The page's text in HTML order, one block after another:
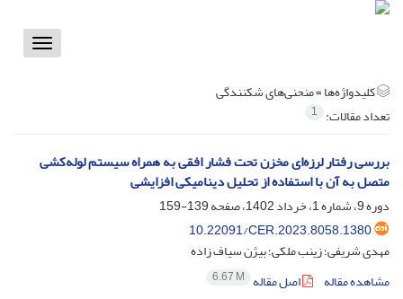
Toggle
کلیدواژه‌ها =منحنی‌های شکنندگی
تعداد مقالات: 1
بررسی رفتار لرزه‌ای مخزن تحت فشار افقی به‌ همراه سیستم لوله‌کشی
متصل به آن با استفاده از تحلیل دینامیکی افزایشی
دوره 9، شماره 1، خرداد 1402، صفحه
139-159
10.22091/CER.2023.8058.1380
مهدی شریفی؛ زینب ملکی؛ بیژن سیاف زاده
مشاهده مقاله
اصل مقاله 6.67 M